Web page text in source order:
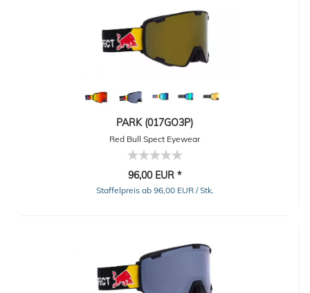
PARK (017GO3P)
Red Bull Spect Eyewear
96,00 EUR *
Staffelpreis ab 96,00 EUR / Stk.